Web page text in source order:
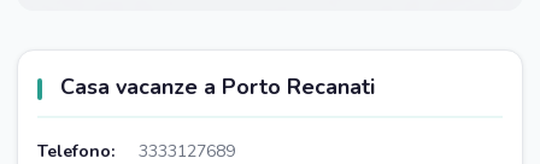
Casa vacanze a Porto Recanati
Telefono: 3333127689